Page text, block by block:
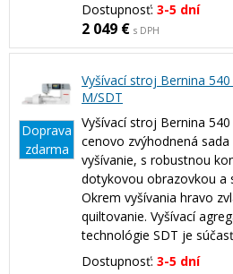
Dostupnosť: 3-5 dní
2 049 € s DPH
Doprava
zdarma
Vyšívací stroj Bernina
M/SDT
Vyšívací stroj Bernina
cenovo zvýhodnená
vyšívanie, s robustnou
dotykovou obrazovkou a
Okrem vyšívania hravo
quiltovanie. Vyšívací
technológie SDT je
Dostupnosť: 3-5 dní